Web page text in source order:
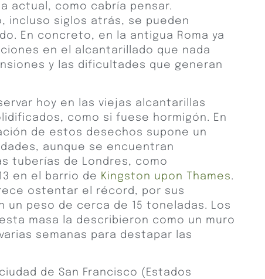
actual, como cabría pensar.
incluso siglos atrás, se pueden
En concreto, en la antigua Roma ya
en el alcantarillado que nada
y las dificultades que generan
hoy en las viejas alcantarillas
como si fuese hormigón. En
de estos desechos supone un
aunque se encuentran
tuberías de Londres, como
en el barrio de Kingston upon Thames.
ostentar el récord, por sus
un peso de cerca de 15 toneladas. Los
masa la describieron como un muro
semanas para destapar las
de San Francisco (Estados